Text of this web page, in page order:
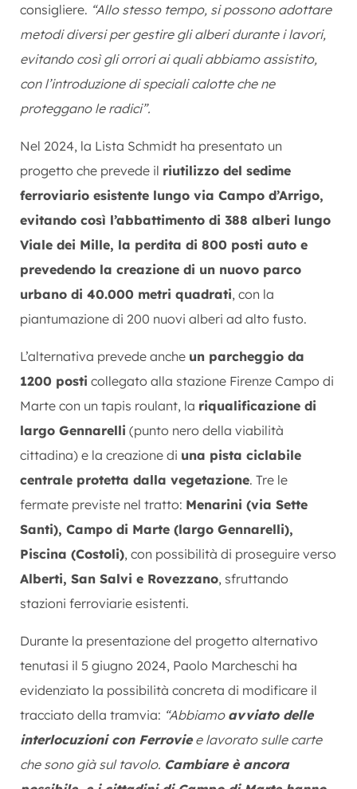
consigliere. “Allo stesso tempo, si possono adottare
metodi diversi per gestire gli alberi durante i lavori,
evitando così gli orrori ai quali abbiamo assistito,
con l’introduzione di speciali calotte che ne
proteggano le radici”.
Nel 2024, la Lista Schmidt ha presentato un
progetto che prevede il riutilizzo del sedime
ferroviario esistente lungo via Campo d’Arrigo,
evitando così l’abbattimento di 388 alberi lungo
Viale dei Mille, la perdita di 800 posti auto e
prevedendo la creazione di un nuovo parco
urbano di 40.000 metri quadrati, con la
piantumazione di 200 nuovi alberi ad alto fusto.
L’alternativa prevede anche un parcheggio da
1200 posti collegato alla stazione Firenze Campo di
Marte con un tapis roulant, la riqualificazione di
largo Gennarelli (punto nero della viabilità
cittadina) e la creazione di una pista ciclabile
centrale protetta dalla vegetazione. Tre le
fermate previste nel tratto: Menarini (via Sette
Santi), Campo di Marte (largo Gennarelli),
Piscina (Costoli), con possibilità di proseguire verso
Alberti, San Salvi e Rovezzano, sfruttando
stazioni ferroviarie esistenti.
Durante la presentazione del progetto alternativo
tenutasi il 5 giugno 2024, Paolo Marcheschi ha
evidenziato la possibilità concreta di modificare il
tracciato della tramvia: “Abbiamo avviato delle
interlocuzioni con Ferroviee lavorato sulle carte
che sono già sul tavolo. Cambiare è ancora